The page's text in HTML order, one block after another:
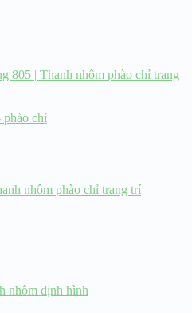
805 | Thanh nhôm phào chỉ trang
nhôm phào chỉ trang trí
nhôm định hình